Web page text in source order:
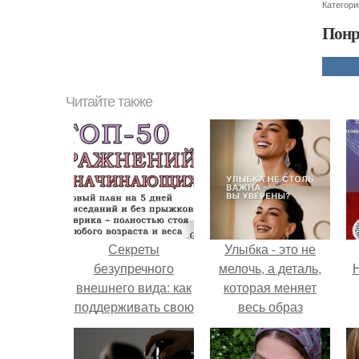
Читайте также
Секреты
безупречного
внешнего вида: как
поддерживать свою
красоту
Улыбка - это не
мелочь, а деталь,
которая меняет
весь образ
человека.